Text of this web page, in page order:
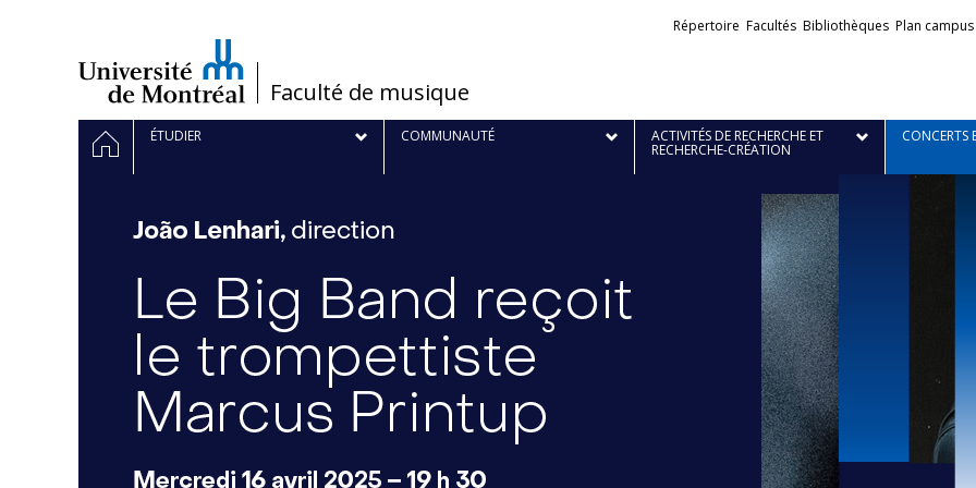
/Faculté de musique
Liens
Répertoire Facultés Bibliothèques Plan campus
Navigation
principale
ACCUEILÉTUDIER COMMUNAUTÉ ACTIVITÉS DE RECHERCHE ET
RECHERCHE-CRÉATION
CONCERTS